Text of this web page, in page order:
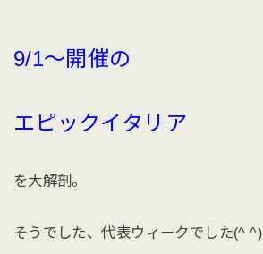
9/1〜開催の
エピックイタリア
を大解剖。
そうでした、代表ウィークでした(^ ^)